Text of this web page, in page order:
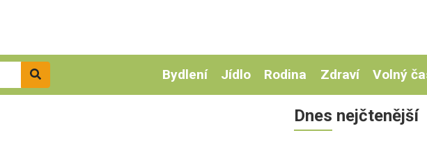
Bydlení Jídlo Rodina Zdraví Volný
Dnes nejčtenější